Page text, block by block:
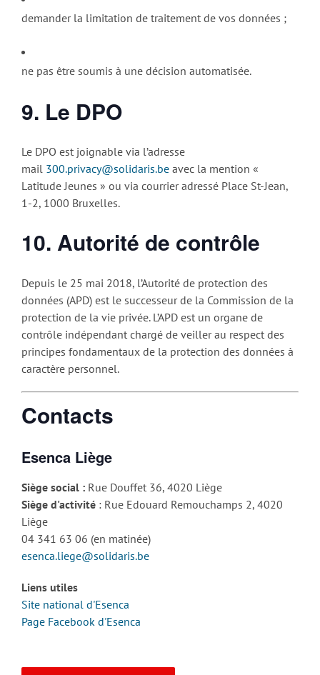
demander la limitation de traitement de vos données ;
ne pas être soumis à une décision automatisée.
9. Le DPO
Le DPO est joignable via l’adresse
mail 300.privacy@solidaris.be avec la mention «
Latitude Jeunes » ou via courrier adressé Place St-Jean,
1-2, 1000 Bruxelles.
10. Autorité de contrôle
Depuis le 25 mai 2018, l’Autorité de protection des
données (APD) est le successeur de la Commission de la
protection de la vie privée. L’APD est un organe de
contrôle indépendant chargé de veiller au respect des
principes fondamentaux de la protection des données à
caractère personnel.
Contacts
Esenca Liège
Siège social : Rue Douffet 36, 4020 Liège
Siège d'activité : Rue Edouard Remouchamps 2, 4020
Liège
04 341 63 06 (en matinée)
esenca.liege@solidaris.be
Liens utiles
Site national d'Esenca
Page Facebook d'Esenca